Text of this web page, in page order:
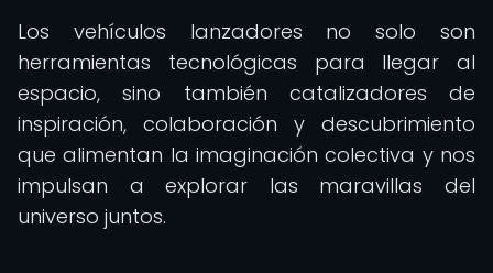
Los vehículos lanzadores no solo son
herramientas tecnológicas para llegar al
espacio, sino también catalizadores de
inspiración, colaboración y descubrimiento
que alimentan la imaginación colectiva y nos
impulsan a explorar las maravillas del
universo juntos.